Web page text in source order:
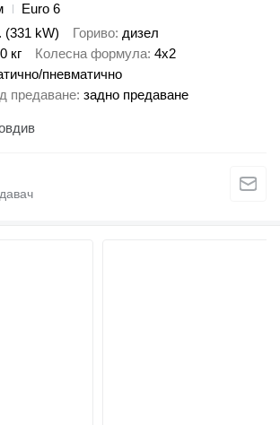
Euro 6
(331 kW) Гориво дизел
кг Колесна формула 4x2
пневматично
предаване задно предаване